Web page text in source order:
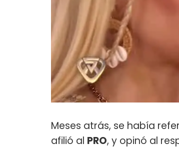
Meses atrás, se había
afilió al PRO, y opinó al